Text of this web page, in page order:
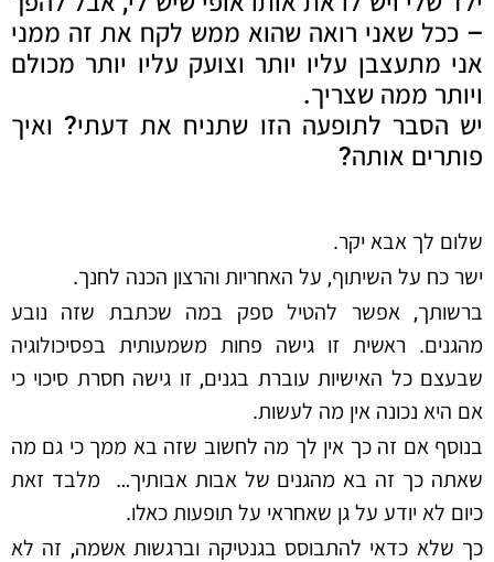
– ככל שאני רואה שהוא ממש לקח את זה ממני
אני מתעצבן עליו יותר וצועק עליו יותר מכולם
ויותר ממה שצריך.
יש הסבר לתופעה הזו שתניח את דעתי? ואיך
פותרים אותה?
שלום לך אבא יקר.
ישר כח על השיתוף, על האחריות והרצון הכנה לחנך.
ברשותך, אפשר להטיל ספק במה שכתבת שזה נובע
מהגנים. ראשית זו גישה פחות משמעותית בפסיכולוגיה
שבעצם כל האישיות עוברת בגנים, זו גישה חסרת סיכוי כי
אם היא נכונה אין מה לעשות.
בנוסף אם זה כך אין לך מה לחשוב שזה בא ממך כי גם מה
שאתה כך זה בא מהגנים של אבות אבותיך… מלבד זאת
כיום לא יודע על גן שאחראי על תופעות כאלו.
כך שלא כדאי להתבוסס בגנטיקה וברגשות אשמה, זה לא